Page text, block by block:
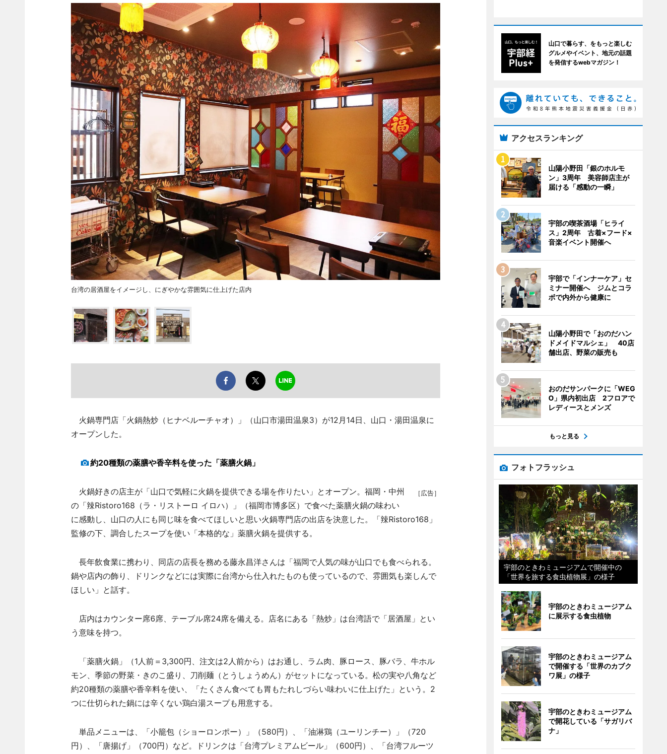
台湾の居酒屋をイメージし、にぎやかな雰囲気に仕上げた店内
火鍋専門店「火鍋熱炒（ヒナベルーチャオ）」（山口市湯田温泉3）が12月14日、山口・湯田温泉に
オープンした。
約20種類の薬膳や香辛料を使った「薬膳火鍋」
［広告］
火鍋好きの店主が「山口で気軽に火鍋を提供できる場を作りたい」とオープン。福岡・中州
の「辣Ristoro168（ラ・リストーロ イロハ）」（福岡市博多区）で食べた薬膳火鍋の味わい
に感動し、山口の人にも同じ味を食べてほしいと思い火鍋専門店の出店を決意した。「辣Ristoro168」
監修の下、調合したスープを使い「本格的な」薬膳火鍋を提供する。
長年飲食業に携わり、同店の店長を務める藤永昌洋さんは「福岡で人気の味が山口でも食べられる。
鍋や店内の飾り、ドリンクなどには実際に台湾から仕入れたものも使っているので、雰囲気も楽しんで
ほしい」と話す。
店内はカウンター席6席、テーブル席24席を備える。店名にある「熱炒」は台湾語で「居酒屋」とい
う意味を持つ。
「薬膳火鍋」（1人前＝3,300円、注文は2人前から）はお通し、ラム肉、豚ロース、豚バラ、牛ホル
モン、季節の野菜・きのこ盛り、刀削麺（とうしょうめん）がセットになっている。松の実や八角など
約20種類の薬膳や香辛料を使い、「たくさん食べても胃もたれしづらい味わいに仕上げた」という。2
つに仕切られた鍋には辛くない鶏白湯スープも用意する。
単品メニューは、「小籠包（ショーロンポー）」（580円）、「油淋鶏（ユーリンチー）」（720
円）、「唐揚げ」（700円）など。ドリンクは「台湾プレミアムビール」（600円）、「台湾フルーツ
山口で暮らす、をもっと楽しむ
グルメやイベント、地元の話題
を発信するwebマガジン！
アクセスランキング
山陽小野田「銀のホルモ
ン」3周年 美容師店主が
届ける「感動の一瞬」
宇部の喫茶酒場「ヒライ
ス」2周年 古着×フード×
音楽イベント開催へ
宇部で「インナーケア」セ
ミナー開催へ ジムとコラ
ボで内外から健康に
山陽小野田で「おのだハン
ドメイドマルシェ」 40店
舗出店、野菜の販売も
おのだサンパークに「WEG
O」県内初出店 2フロアで
レディースとメンズ
もっと見る
フォトフラッシュ
宇部のときわミュージアムで開催中の
「世界を旅する食虫植物展」の様子
宇部のときわミュージアム
に展示する食虫植物
宇部のときわミュージアム
で開催する「世界のカブク
ワ展」の様子
宇部のときわミュージアム
で開花している「サガリバ
ナ」